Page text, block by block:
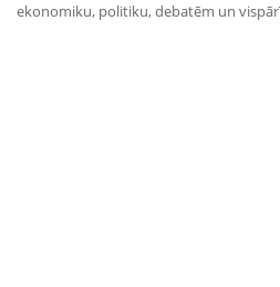
ekonomiku, politiku, debatēm un